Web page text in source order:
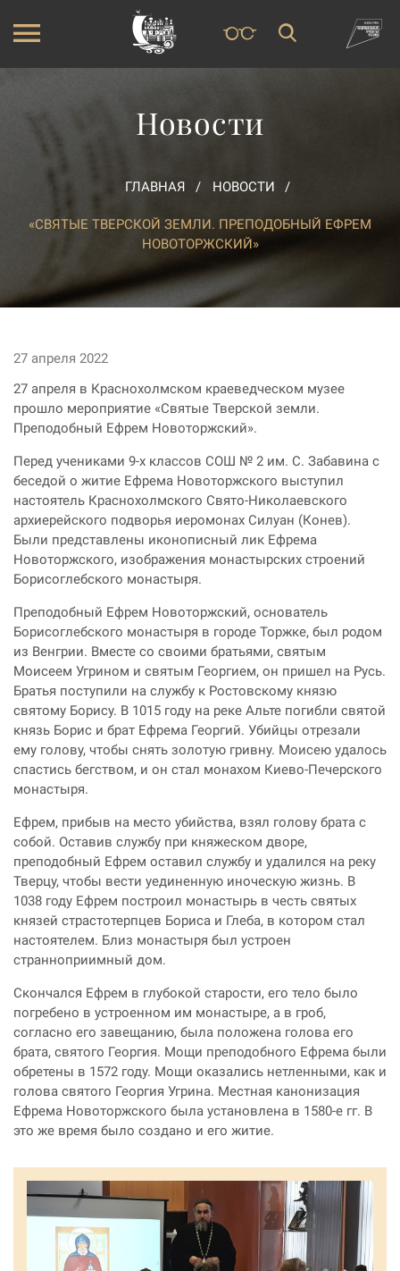
Новости
ГЛАВНАЯ НОВОСТИ
«СВЯТЫЕ ТВЕРСКОЙ ЗЕМЛИ. ПРЕПОДОБНЫЙ ЕФРЕМ
НОВОТОРЖСКИЙ»
27 апреля 2022
27 апреля в Краснохолмском краеведческом музее
прошло мероприятие «Святые Тверской земли.
Преподобный Ефрем Новоторжский».
Перед учениками 9-х классов СОШ № 2 им. С. Забавина с
беседой о житие Ефрема Новоторжского выступил
настоятель Краснохолмского Свято-Николаевского
архиерейского подворья иеромонах Силуан (Конев).
Были представлены иконописный лик Ефрема
Новоторжского, изображения монастырских строений
Борисоглебского монастыря.
Преподобный Ефрем Новоторжский, основатель
Борисоглебского монастыря в городе Торжке, был родом
из Венгрии. Вместе со своими братьями, святым
Моисеем Угрином и святым Георгием, он пришел на Русь.
Братья поступили на службу к Ростовскому князю
святому Борису. В 1015 году на реке Альте погибли святой
князь Борис и брат Ефрема Георгий. Убийцы отрезали
ему голову, чтобы снять золотую гривну. Моисею удалось
спастись бегством, и он стал монахом Киево-Печерского
монастыря.
Ефрем, прибыв на место убийства, взял голову брата с
собой. Оставив службу при княжеском дворе,
преподобный Ефрем оставил службу и удалился на реку
Тверцу, чтобы вести уединенную иноческую жизнь. В
1038 году Ефрем построил монастырь в честь святых
князей страстотерпцев Бориса и Глеба, в котором стал
настоятелем. Близ монастыря был устроен
странноприимный дом.
Скончался Ефрем в глубокой старости, его тело было
погребено в устроенном им монастыре, а в гроб,
согласно его завещанию, была положена голова его
брата, святого Георгия. Мощи преподобного Ефрема были
обретены в 1572 году. Мощи оказались нетленными, как и
голова святого Георгия Угрина. Местная канонизация
Ефрема Новоторжского была установлена в 1580-е гг. В
это же время было создано и его житие.